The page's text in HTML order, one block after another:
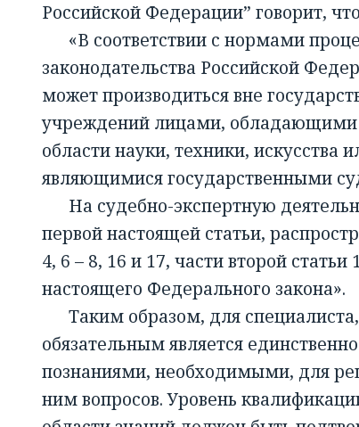
Российской Федерации” говорит,
«В соответствии с нормами
законодательства Российской
может производиться вне
учреждений лицами, обладающими
области науки, техники, искусства
являющимися государственными
На судебно-экспертную
первой настоящей статьи,
4, 6 – 8, 16 и 17, части второй статьи
настоящего Федерального закона».
Таким образом, для специалиста,
обязательным является
познаниями, необходимыми, для
ним вопросов. Уровень